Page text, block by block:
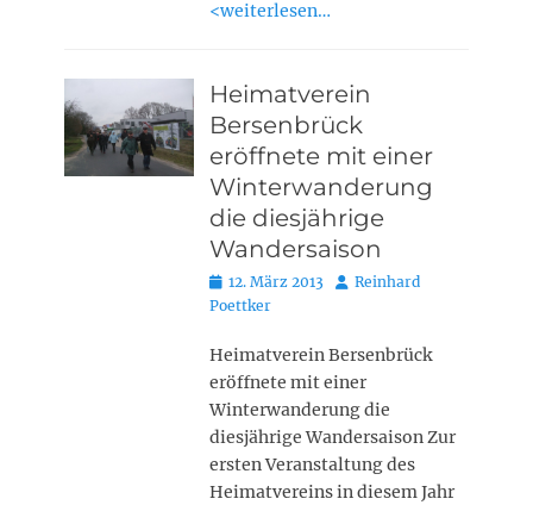
<weiterlesen…
Heimatverein
Bersenbrück
eröffnete mit einer
Winterwanderung
die diesjährige
Wandersaison
Posted
on
12. März 2013 AutorReinhard
Poettker
Heimatverein Bersenbrück
eröffnete mit einer
Winterwanderung die
diesjährige Wandersaison Zur
ersten Veranstaltung des
Heimatvereins in diesem Jahr